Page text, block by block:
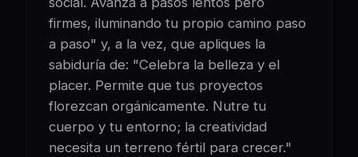
firmes, iluminando tu propio camino paso
a paso" y, a la vez, que apliques la
sabiduría de: "Celebra la belleza y el
placer. Permite que tus proyectos
florezcan orgánicamente. Nutre tu
cuerpo y tu entorno; la creatividad
necesita un terreno fértil para crecer."